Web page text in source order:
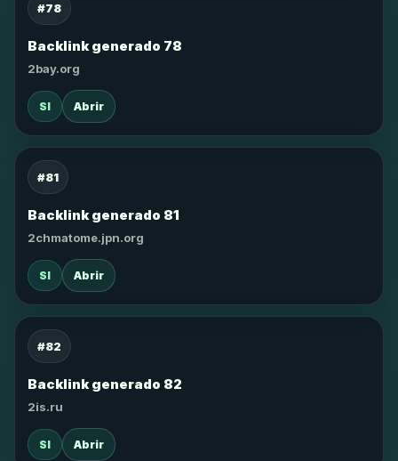
#78
Backlink generado 78
2bay.org
SI Abrir
#81
Backlink generado 81
2chmatome.jpn.org
SI Abrir
#82
Backlink generado 82
2is.ru
SI Abrir